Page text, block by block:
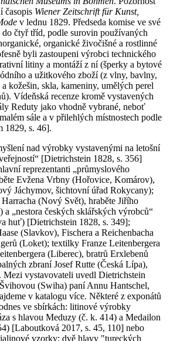
časopis Wiener Zeitschrift für Kunst,
v lednu 1829. Předseda komise ve své
čtyř tříd, podle surovin používaných
organické živočišné a rostlinné
byli zastoupeni výrobci technického
litiny a montáží z ní (šperky a bytové
a užitkového zboží (z vlny, bavlny,
kožešin, skla, kameniny, umělých perel
Vídeňská recenze kromě vystavených
Reduty jako vhodně vybrané, neboť
sále a v přilehlých místnostech podle
1829, s. 46].
nad výrobky vystavenými na letošní
[Dietrichstein 1828, s. 356]
reprezentanti „průmyslového
Evžena Vrbny (Hořovice, Komárov),
Jáchymov, šichtovní úřad Rokycany);
(Nový Svět), hraběte Jiřího
„nestora českých sklářských výrobců“
huť) [Dietrichstein 1828, s. 349];
(Slavkov), Fischera a Reichenbacha
(Loket); textilky Franze Leitenbergera
(Liberec), bratrů Erxlebenů
zbraní Josef Rutte (Česká Lípa),
vystavovateli uvedl Dietrichstein
(Swiha) paní Annu Hantschel,
v katalogu více. Některé z exponátů
ve sbírkách: litinové výrobky
s hlavou Meduzy (č. k. 414) a Medailon
[Laboutková 2017, s. 45, 110] nebo
vzorky: dvě hlavy "tureckých